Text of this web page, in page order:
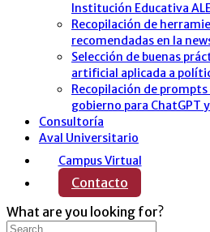
Institución Educativa
Recopilación de
recomendadas en la
Selección de buenas
artificial aplicada a
Recopilación de
gobierno para ChatGPT
Consultoría
Aval Universitario
Campus Virtual
Contacto
What are you looking for?